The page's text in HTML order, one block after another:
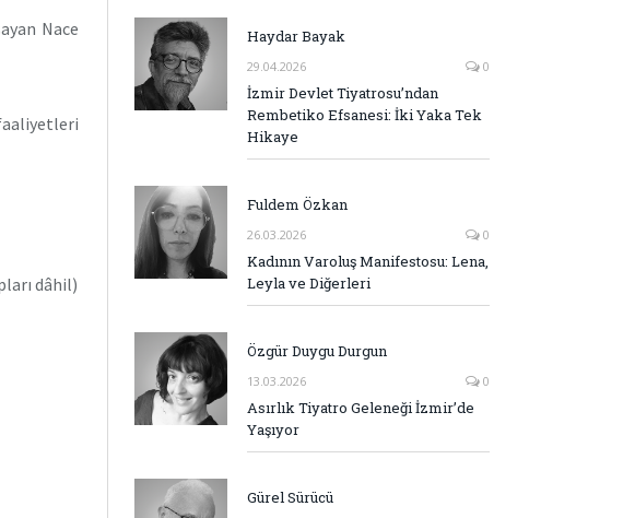
Nace
dâhil)
Haydar Bayak
29.04.2026 0
İzmir Devlet Tiyatrosu’ndan
Rembetiko Efsanesi: İki Yaka Tek
Hikaye
Fuldem Özkan
26.03.2026 0
Kadının Varoluş Manifestosu: Lena,
Leyla ve Diğerleri
Özgür Duygu Durgun
13.03.2026 0
Asırlık Tiyatro Geleneği İzmir’de
Yaşıyor
Gürel Sürücü